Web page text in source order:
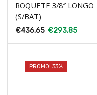
ROQUETE 3/8″ LONGO
(S/BAT)
€436.65 €293.85
PROMO! 33%